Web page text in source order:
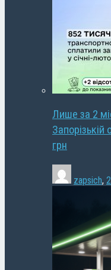
Лише за 2
Запорізькій
грн
zapsich,